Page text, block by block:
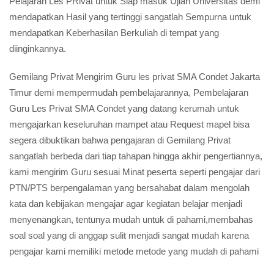
mendapatkan Hasil yang tertinggi sangatlah Sempurna untuk
mendapatkan Keberhasilan Berkuliah di tempat yang
diinginkannya.
Gemilang Privat Mengirim Guru les privat SMA Condet Jakarta
Timur demi mempermudah pembelajarannya, Pembelajaran
Guru Les Privat SMA Condet yang datang kerumah untuk
mengajarkan keseluruhan mampet atau Request mapel bisa
segera dibuktikan bahwa pengajaran di Gemilang Privat
sangatlah berbeda dari tiap tahapan hingga akhir pengertiannya,
kami mengirim Guru sesuai Minat peserta seperti pengajar dari
PTN/PTS berpengalaman yang bersahabat dalam mengolah
kata dan kebijakan mengajar agar kegiatan belajar menjadi
menyenangkan, tentunya mudah untuk di pahami,membahas
soal soal yang di anggap sulit menjadi sangat mudah karena
pengajar kami memiliki metode metode yang mudah di pahami